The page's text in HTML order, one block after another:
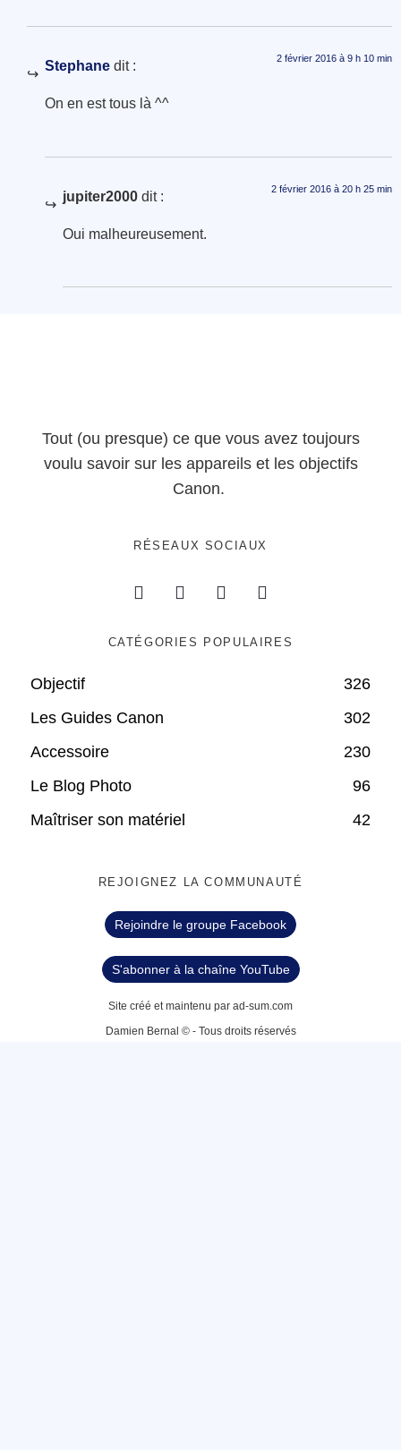
Stephane dit : 2 février 2016 à 9 h 10 min
On en est tous là ^^
jupiter2000 dit : 2 février 2016 à 20 h 25 min
Oui malheureusement.
Tout (ou presque) ce que vous avez toujours
voulu savoir sur les appareils et les objectifs
Canon.
RÉSEAUX SOCIAUX
CATÉGORIES POPULAIRES
Objectif
326
Les Guides Canon
302
Accessoire
230
Le Blog Photo
96
Maîtriser son matériel
42
REJOIGNEZ LA COMMUNAUTÉ
Rejoindre le groupe Facebook
S'abonner à la chaîne YouTube
Site créé et maintenu par ad-sum.com
Damien Bernal © - Tous droits réservés